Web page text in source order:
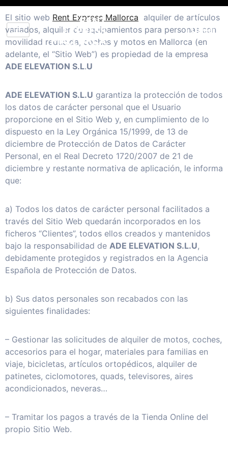
Aller
au
contenu
Llamar
El sitio web Rent Express Mallorca alquiler de artículos
variados, alquiler de equipamientos para personas con
movilidad reducida, coches y motos en Mallorca (en
adelante, el “Sitio Web”) es propiedad de la empresa
ADE ELEVATION S.L.U
ADE ELEVATION S.L.U garantiza la protección de todos
los datos de carácter personal que el Usuario
proporcione en el Sitio Web y, en cumplimiento de lo
dispuesto en la Ley Orgánica 15/1999, de 13 de
diciembre de Protección de Datos de Carácter
Personal, en el Real Decreto 1720/2007 de 21 de
diciembre y restante normativa de aplicación, le informa
que:
a) Todos los datos de carácter personal facilitados a
través del Sitio Web quedarán incorporados en los
ficheros “Clientes”, todos ellos creados y mantenidos
bajo la responsabilidad de ADE ELEVATION S.L.U,
debidamente protegidos y registrados en la Agencia
Española de Protección de Datos.
b) Sus datos personales son recabados con las
siguientes finalidades:
– Gestionar las solicitudes de alquiler de motos, coches,
accesorios para el hogar, materiales para familias en
viaje, bicicletas, artículos ortopédicos, alquiler de
patinetes, ciclomotores, quads, televisores, aires
acondicionados, neveras…
– Tramitar los pagos a través de la Tienda Online del
propio Sitio Web.